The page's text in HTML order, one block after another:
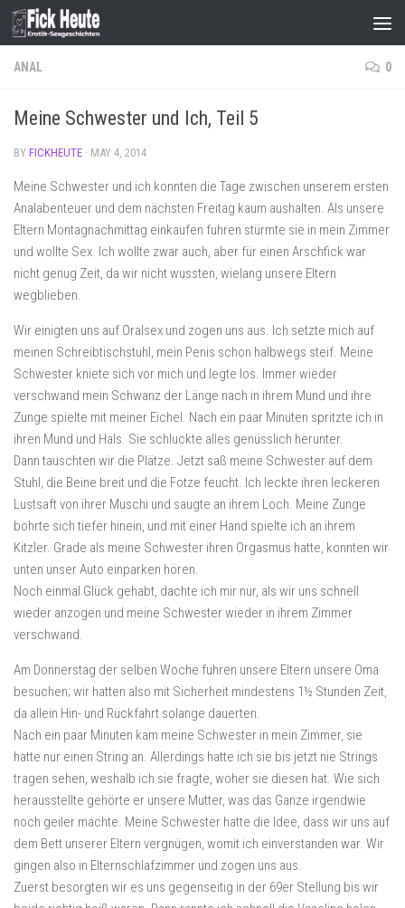
Skip to content
ANAL 0
Meine Schwester und Ich, Teil 5
BY FICKHEUTE · MAY 4, 2014
Meine Schwester und ich konnten die Tage zwischen unserem ersten
Analabenteuer und dem nächsten Freitag kaum aushalten. Als unsere
Eltern Montagnachmittag einkaufen fuhren stürmte sie in mein Zimmer
und wollte Sex. Ich wollte zwar auch, aber für einen Arschfick war
nicht genug Zeit, da wir nicht wussten, wielang unsere Eltern
wegblieben.
Wir einigten uns auf Oralsex und zogen uns aus. Ich setzte mich auf
meinen Schreibtischstuhl, mein Penis schon halbwegs steif. Meine
Schwester kniete sich vor mich und legte los. Immer wieder
verschwand mein Schwanz der Länge nach in ihrem Mund und ihre
Zunge spielte mit meiner Eichel. Nach ein paar Minuten spritzte ich in
ihren Mund und Hals. Sie schluckte alles genüsslich herunter.
Dann tauschten wir die Plätze. Jetzt saß meine Schwester auf dem
Stuhl, die Beine breit und die Fotze feucht. Ich leckte ihren leckeren
Lustsaft von ihrer Muschi und saugte an ihrem Loch. Meine Zunge
bohrte sich tiefer hinein, und mit einer Hand spielte ich an ihrem
Kitzler. Grade als meine Schwester ihren Orgasmus hatte, konnten wir
unten unser Auto einparken hören.
Noch einmal Glück gehabt, dachte ich mir nur, als wir uns schnell
wieder anzogen und meine Schwester wieder in ihrem Zimmer
verschwand.
Am Donnerstag der selben Woche fuhren unsere Eltern unsere Oma
besuchen; wir hatten also mit Sicherheit mindestens 1½ Stunden Zeit,
da allein Hin- und Rückfahrt solange dauerten.
Nach ein paar Minuten kam meine Schwester in mein Zimmer, sie
hatte nur einen String an. Allerdings hatte ich sie bis jetzt nie Strings
tragen sehen, weshalb ich sie fragte, woher sie diesen hat. Wie sich
herausstellte gehörte er unsere Mutter, was das Ganze irgendwie
noch geiler machte. Meine Schwester hatte die Idee, dass wir uns auf
dem Bett unserer Eltern vergnügen, womit ich einverstanden war. Wir
gingen also in Elternschlafzimmer und zogen uns aus.
Zuerst besorgten wir es uns gegenseitig in der 69er Stellung bis wir